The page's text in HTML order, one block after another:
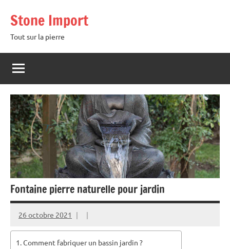
contenu
Stone Import
Tout sur la pierre
Fontaine pierre naturelle pour jardin
26 octobre 2021
Comment fabriquer un bassin jardin ?